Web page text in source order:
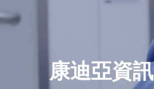
康迪亞資訊